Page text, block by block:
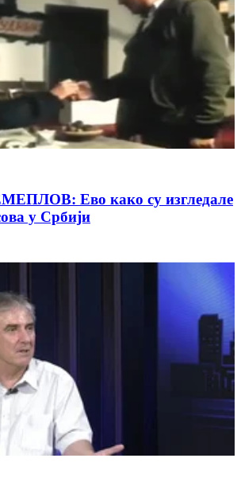
Ево како су изгледале
у Србији